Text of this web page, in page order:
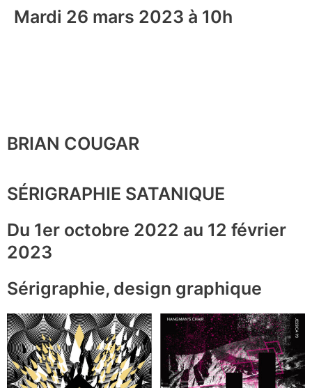
Mardi 26 mars 2023 à 10h
BRIAN COUGAR
SÉRIGRAPHIE SATANIQUE
Du 1er octobre 2022 au 12 février
2023
Sérigraphie, design graphique